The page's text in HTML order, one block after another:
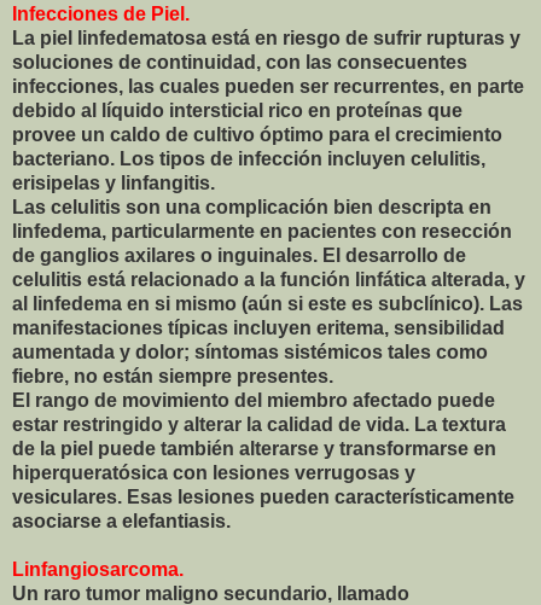
Infecciones de Piel.
La piel linfedematosa está en riesgo de sufrir rupturas y
soluciones de continuidad, con las consecuentes
infecciones, las cuales pueden ser recurrentes, en parte
debido al líquido intersticial rico en proteínas que
provee un caldo de cultivo óptimo para el crecimiento
bacteriano. Los tipos de infección incluyen celulitis,
erisipelas y linfangitis.
Las celulitis son una complicación bien descripta en
linfedema, particularmente en pacientes con resección
de ganglios axilares o inguinales. El desarrollo de
celulitis está relacionado a la función linfática alterada, y
al linfedema en si mismo (aún si este es subclínico). Las
manifestaciones típicas incluyen eritema, sensibilidad
aumentada y dolor; síntomas sistémicos tales como
fiebre, no están siempre presentes.
El rango de movimiento del miembro afectado puede
estar restringido y alterar la calidad de vida. La textura
de la piel puede también alterarse y transformarse en
hiperqueratósica con lesiones verrugosas y
vesiculares. Esas lesiones pueden característicamente
asociarse a elefantiasis.
Linfangiosarcoma.
Un raro tumor maligno secundario, llamado